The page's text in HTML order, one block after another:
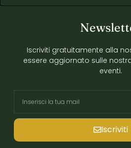
Iscriviti gratuitamente alla
essere aggiornato sulle
eventi.
Iscriviti